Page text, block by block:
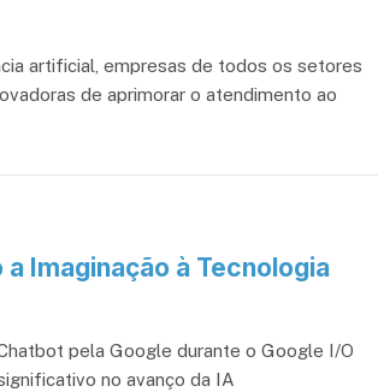
artificial, empresas de todos os setores
de aprimorar o atendimento ao
Imaginação à Tecnologia
pela Google durante o Google I/O
no avanço da IA